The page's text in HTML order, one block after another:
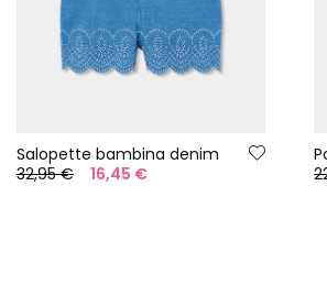
Salopette bambina denim
32,95 €
16,45 €